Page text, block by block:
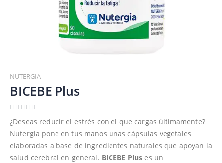
al
comienzo
de
la
galería
de
imágenes
NUTERGIA
BICEBE Plus
¿Deseas reducir el estrés con el que cargas últimamente?
Nutergia pone en tus manos unas cápsulas vegetales
elaboradas a base de ingredientes naturales que apoyan la
salud cerebral en general. BICEBE Plus es un